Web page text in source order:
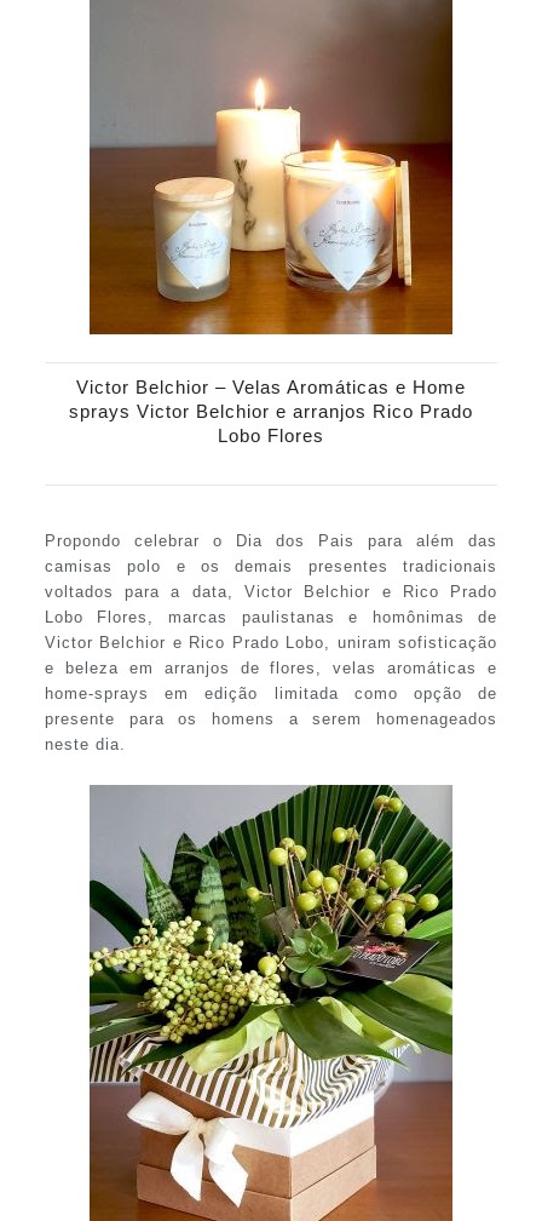
Victor Belchior – Velas Aromáticas e Home
sprays Victor Belchior e arranjos Rico Prado
Lobo Flores
Propondo celebrar o Dia dos Pais para além das
camisas polo e os demais presentes tradicionais
voltados para a data, Victor Belchior e Rico Prado
Lobo Flores, marcas paulistanas e homônimas de
Victor Belchior e Rico Prado Lobo, uniram sofisticação
e beleza em arranjos de flores, velas aromáticas e
home-sprays em edição limitada como opção de
presente para os homens a serem homenageados
neste dia.